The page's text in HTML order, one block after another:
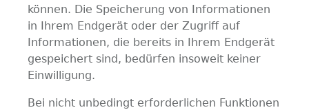
können. Die Speicherung von Informationen
in Ihrem Endgerät oder der Zugriff auf
Informationen, die bereits in Ihrem Endgerät
gespeichert sind, bedürfen insoweit keiner
Einwilligung.
Bei nicht unbedingt erforderlichen Funktionen